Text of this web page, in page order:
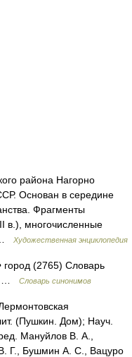
района Нагорно
Основан в середине
Фрагменты
в.), многочисленные
…
Художественная энциклопедия
(2765) Словарь
…
Словарь синонимов
(Пушкин. Дом); Науч.
Мануйлов В. А.,
Г., Бушмин А. С., Вацуро